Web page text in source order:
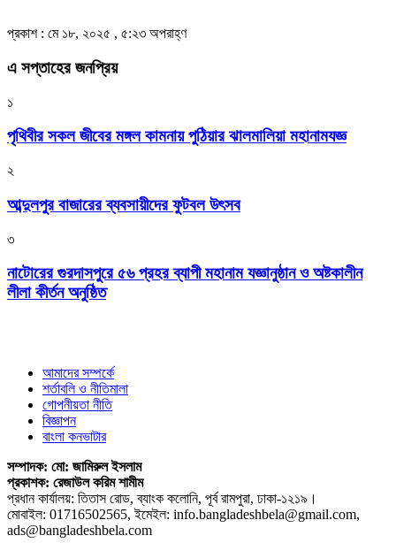
প্রকাশ : মে ১৮, ২০২৫ , ৫:২৩ অপরাহ্ণ
এ সপ্তাহের জনপ্রিয়
১
পৃথিবীর সকল জীবের মঙ্গল কামনায় পুঠিয়ার ঝালমালিয়া মহানামযজ্ঞ
২
আব্দুলপুর বাজারের ব্যবসায়ীদের ফুটবল উৎসব
৩
নাটোরের গুরদাসপুরে ৫৬ প্রহর ব্যাপী মহানাম যজ্ঞানুষ্ঠান ও অষ্টকালীন
লীলা কীর্তন অনুষ্ঠিত
আমাদের সম্পর্কে
শর্তাবলি ও নীতিমালা
গোপনীয়তা নীতি
বিজ্ঞাপন
বাংলা কনভাটার
সম্পাদক: মো: জামিরুল ইসলাম
প্রকাশক: রেজাউল করিম শামীম
প্রধান কার্যালয়: তিতাস রোড, ব্যাংক কলোনি, পূর্ব রামপুরা, ঢাকা-১২১৯।
মোবাইল: 01716502565, ইমেইল: info.bangladeshbela@gmail.com,
ads@bangladeshbela.com